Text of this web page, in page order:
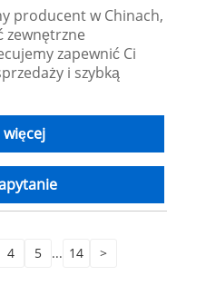
producent w Chinach,
zewnętrzne
zapewnić Ci
i szybką
więcej
4 5 ... 14 >